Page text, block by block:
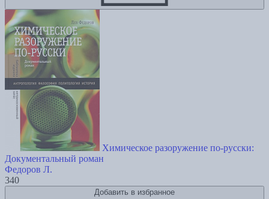
Химическое разоружение по-русски:
Документальный роман
Федоров Л.
340
Добавить в избранное